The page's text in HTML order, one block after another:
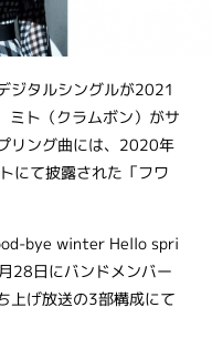
ジタルシングルが2021
ミト（クラムボン）がサ
リング曲には、2020年
にて披露された「フワ
bye winter Hello spri
28日にバンドメンバー
上げ放送の3部構成にて